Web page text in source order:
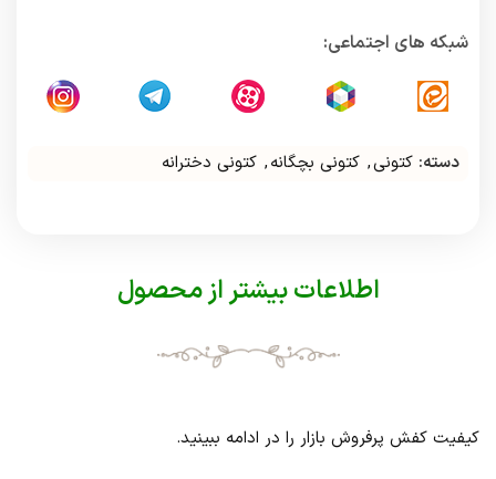
شبکه های اجتماعی:
دسته: کتونی, کتونی بچگانه, کتونی دخترانه
اطلاعات بیشتر از محصول
کیفیت کفش پرفروش بازار را در ادامه ببینید.